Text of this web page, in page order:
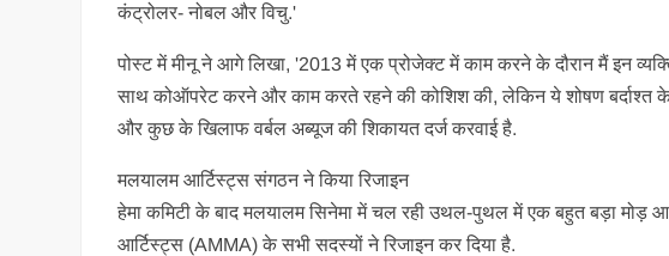
कंट्रोलर- नोबल और विचु.'
पोस्ट में मीनू ने आगे लिखा, '2013 में एक प्रोजेक्ट में काम करने के दौरान मैं इन
साथ कोऑपरेट करने और काम करते रहने की कोशिश की, लेकिन ये शोषण
और कुछ के खिलाफ वर्बल अब्यूज की शिकायत दर्ज करवाई है.
मलयालम आर्टिस्ट्स संगठन ने किया रिजाइन
हेमा कमिटी के बाद मलयालम सिनेमा में चल रही उथल-पुथल में एक बहुत बड़ा मोड़
आर्टिस्ट्स (AMMA) के सभी सदस्यों ने रिजाइन कर दिया है.